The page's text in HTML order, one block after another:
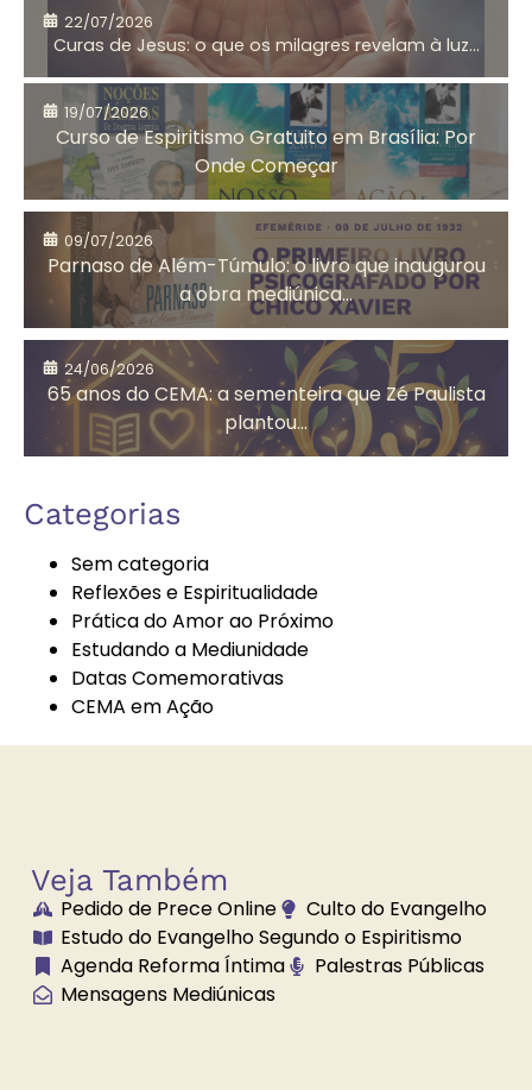
Aniversário do
CEMA
Antigo
Testamento
Arrependimento
Artesanato
Solidário
Assistência
Social
Auta de Souza
Autoconhecimento
Bazar
Beneficente
Brilhe a Vossa
Luz
Bússola
Espiritual
22/07/2026
Curas de Jesus: o que os milagres revelam à luz...
19/07/2026
Curso de Espiritismo Gratuito em Brasília: Por
Onde Começar
09/07/2026
Parnaso de Além-Túmulo: o livro que inaugurou
a obra mediúnica...
24/06/2026
65 anos do CEMA: a sementeira que Zé Paulista
plantou...
Categorias
Sem categoria
Reflexões e Espiritualidade
Prática do Amor ao Próximo
Estudando a Mediunidade
Datas Comemorativas
CEMA em Ação
Veja Também
Pedido de Prece Online
Culto do Evangelho
Estudo do Evangelho Segundo o Espiritismo
Agenda Reforma Íntima
Palestras Públicas
Mensagens Mediúnicas